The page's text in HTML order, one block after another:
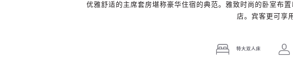
优雅舒适的主席套房堪称豪华住宿的典范。雅致时尚的卧室布
店。宾客更可享
特大双人床